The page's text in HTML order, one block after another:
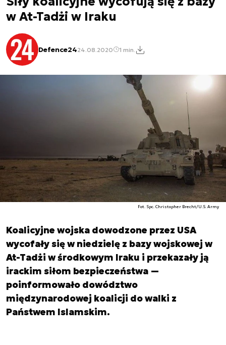
w At-Tadżi w Iraku
Defence2424.08.2020 1 min.
Fot. Spc. Christopher Brecht/U.S. Army
Koalicyjne wojska dowodzone przez USA
wycofały się w niedzielę z bazy wojskowej w
At-Tadżi w środkowym Iraku i przekazały ją
irackim siłom bezpieczeństwa —
poinformowało dowództwo
międzynarodowej koalicji do walki z
Państwem Islamskim.